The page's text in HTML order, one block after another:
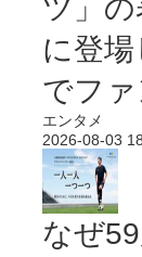
ツ」
に登
でファ
エンタメ
2026-08-03
なぜ